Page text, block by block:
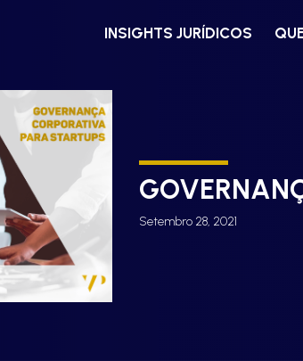
INSIGHTS JURÍDICOS
Setembro 28, 2021